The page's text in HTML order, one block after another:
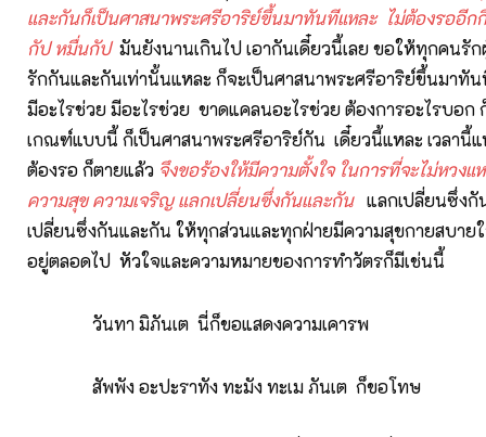
และกันก็เป็นศาสนาพระศรีอาริย์ขึ้นมาทันทีแหละ ไม่ต้องรออี
กัป หมื่นกัปมันยังนานเกินไป เอากันเดี๋ยวนี้เลย ขอให้ทุกคนรั
รักกันและกันเท่านั้นแหละ ก็จะเป็นศาสนาพระศรีอาริย์ขึ้นมาทั
มีอะไรช่วย มีอะไรช่วย ขาดแคลนอะไรช่วย ต้องการอะไรบอ
เกณฑ์แบบนี้ ก็เป็นศาสนาพระศรีอาริย์กัน เดี๋ยวนี้แหละ เวลานี้
ต้องรอ ก็ตายแล้ว จึงขอร้องให้มีความตั้งใจ ในการที่จะไม่หวง
ความสุข ความเจริญ แลกเปลี่ยนซึ่งกันและกันแลกเปลี่ยนซึ่งกั
เปลี่ยนซึ่งกันและกัน ให้ทุกส่วนและทุกฝ่ายมีความสุขกายสบาย
อยู่ตลอดไป หัวใจและความหมายของการทำวัตรก็มีเช่
วันทา มิภันเต นี่ก็ขอแสดงความเคารพ
สัพพัง อะปะราทัง ทะมัง ทะเม ภันเต ก็ขอโทษ